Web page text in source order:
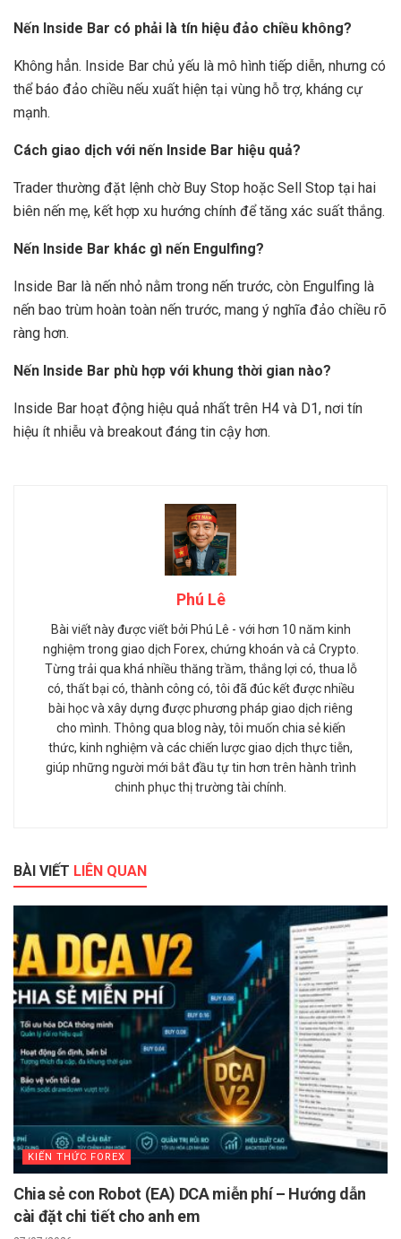
Nến Inside Bar có phải là tín hiệu đảo chiều không?
Không hẳn. Inside Bar chủ yếu là mô hình tiếp diễn, nhưng có
thể báo đảo chiều nếu xuất hiện tại vùng hỗ trợ, kháng cự
mạnh.
Cách giao dịch với nến Inside Bar hiệu quả?
Trader thường đặt lệnh chờ Buy Stop hoặc Sell Stop tại hai
biên nến mẹ, kết hợp xu hướng chính để tăng xác suất thắng.
Nến Inside Bar khác gì nến Engulfing?
Inside Bar là nến nhỏ nằm trong nến trước, còn Engulfing là
nến bao trùm hoàn toàn nến trước, mang ý nghĩa đảo chiều rõ
ràng hơn.
Nến Inside Bar phù hợp với khung thời gian nào?
Inside Bar hoạt động hiệu quả nhất trên H4 và D1, nơi tín
hiệu ít nhiễu và breakout đáng tin cậy hơn.
Phú Lê
Bài viết này được viết bởi Phú Lê - với hơn 10 năm kinh
nghiệm trong giao dịch Forex, chứng khoán và cả Crypto.
Từng trải qua khá nhiều thăng trầm, thắng lợi có, thua lỗ
có, thất bại có, thành công có, tôi đã đúc kết được nhiều
bài học và xây dựng được phương pháp giao dịch riêng
cho mình. Thông qua blog này, tôi muốn chia sẻ kiến
thức, kinh nghiệm và các chiến lược giao dịch thực tiễn,
giúp những người mới bắt đầu tự tin hơn trên hành trình
chinh phục thị trường tài chính.
BÀI VIẾT LIÊN QUAN
KIẾN THỨC FOREX
Chia sẻ con Robot (EA) DCA miễn phí – Hướng dẫn
cài đặt chi tiết cho anh em